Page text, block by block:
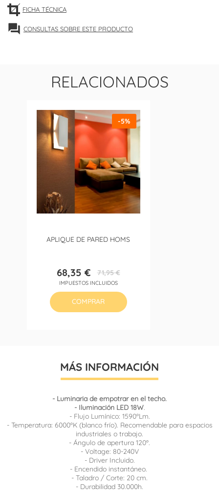
FICHA TÉCNICA
forum CONSULTAS SOBRE ESTE PRODUCTO
RELACIONADOS
APLIQUE DE PARED HOMS
Precio
68,35 €Precio
base
71,95 €
IMPUESTOS INCLUIDOS
-5%
COMPRAR
MÁS INFORMACIÓN
- Luminaria de empotrar en el techo.
- Iluminación LED 18W.
- Flujo Lumínico: 1590ºLm.
- Temperatura: 6000ºK (blanco frío). Recomendable para espacios
industriales o trabajo.
- Ángulo de apertura 120º.
- Voltage: 80-240V
- Driver Incluido.
- Encendido instantáneo.
- Taladro / Corte: 20 cm.
- Durabilidad 30.000h.